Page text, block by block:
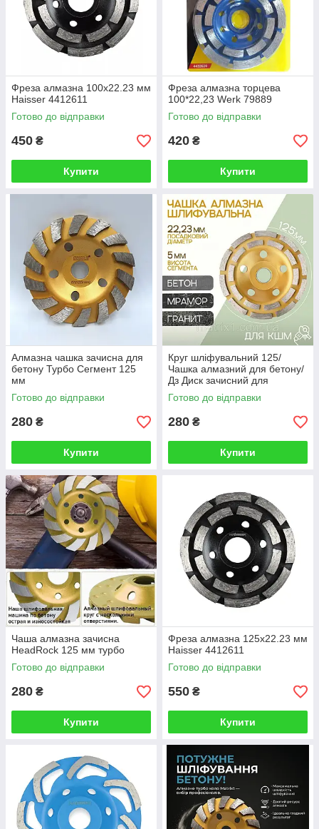
Фреза алмазна 100х22.23 мм
Haisser 4412611
Готово до відправки
450 ₴
Купити
Фреза алмазна торцева
100*22,23 Werk 79889
Готово до відправки
420 ₴
Купити
Алмазна чашка зачисна для
бетону Турбо Сегмент 125
мм
Готово до відправки
280 ₴
Купити
Круг шліфувальний 125/
Чашка алмазний для бетону/
Дз Диск зачисний для
болгарки 22,23 мм
Готово до відправки
280 ₴
Купити
Чаша алмазна зачисна
HeadRock 125 мм турбо
Готово до відправки
280 ₴
Купити
Фреза алмазна 125х22.23 мм
Haisser 4412611
Готово до відправки
550 ₴
Купити